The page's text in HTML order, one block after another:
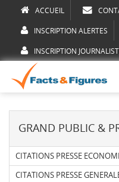
ACCUEIL
INSCRIPTION ALERTES
INSCRIPTION
GRAND PUBLIC &
CITATIONS PRESSE
CITATIONS PRESSE